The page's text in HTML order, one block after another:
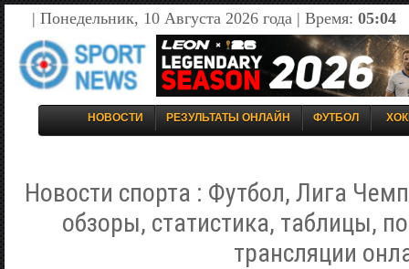
| Понедельник, 10 Августа 2026 года | Время: 05:04
НОВОСТИ РЕЗУЛЬТАТЫ ОНЛАЙН ФУТБОЛ
Новости спорта : Футбол, Лига
обзоры, статистика, таблицы,
трансляции